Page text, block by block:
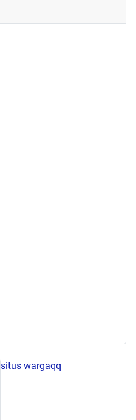
situs wargaqq